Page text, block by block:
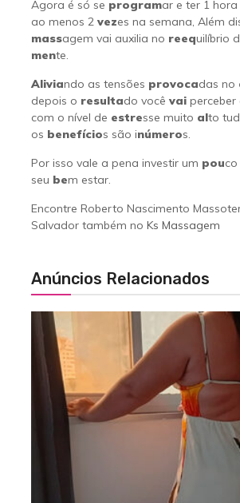
Agora é só se programar e ter 1
ao menos 2 vezes na semana, Além
massagem vai auxilia no reequilíbrio
mente.
Aliviando as tensões provocadas no
depois o resultado você vaiperceber
com o nível de estresse muito alto
os benefícios são inúmeros.
Por isso vale a pena investir um pou
seu bem estar.
Encontre Roberto Nascimento
Salvador também no Ks Massagem
Anúncios Relacionados